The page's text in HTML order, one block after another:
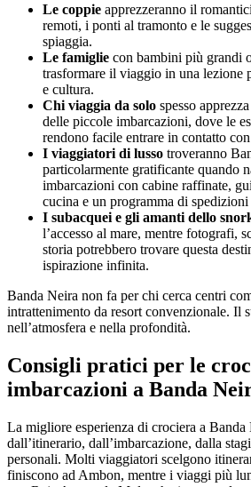
Le coppie apprezzeranno il
remoti, i ponti al tramonto e le
spiaggia.
Le famiglie con bambini più grandi
trasformare il viaggio in una lezione
e cultura.
Chi viaggia da solo spesso
delle piccole imbarcazioni, dove le
rendono facile entrare in contatto
I viaggiatori di lusso troveranno
particolarmente gratificante quando
imbarcazioni con cabine raffinate,
cucina e un programma di
I subacquei e gli amanti dello
l’accesso al mare, mentre fotografi,
storia potrebbero trovare questa
ispirazione infinita.
Banda Neira non fa per chi cerca centri
intrattenimento da resort convenzionale. Il
nell’atmosfera e nella profondità.
Consigli pratici per le
imbarcazioni a Banda
La migliore esperienza di crociera a Banda
dall’itinerario, dall’imbarcazione, dalla
personali. Molti viaggiatori scelgono
finiscono ad Ambon, mentre i viaggi più